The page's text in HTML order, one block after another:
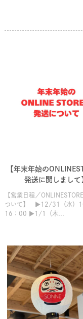
【年末年始の
発送に関しまして
【営業日程／
ついて】 ▶12/31（水）
16：00 ▶1/1（木...